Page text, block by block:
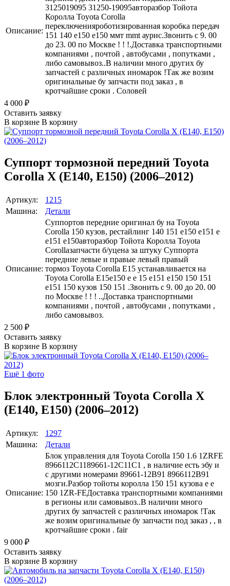
Описание:
3125019095 31250-19095авторазбор Тойота
Королла Toyota Corolla
переключенияроботизированная коробка передач
151 140 е150 e150 ммт mmt аурис.Звонить с 9. 00
до 23. 00 по Москве ! ! !.Доставка транспортными
компаниями , почтой , автобусами , попутками ,
либо самовывоз..В наличии много других бу
запчастей с различных иномарок !Так же возим
оригинальные бу запчасти под заказ , в
кротчайшие сроки . Соловей
4 000 ₽
Оставить заявку
В корзине В корзину
Суппорт тормозной передний Toyota
Corolla X (E140, E150) (2006–2012)
Артикул:
1215
Машина:
Детали
Описание:
Суппортов передние оригинал бу на Toyota
Corolla 150 кузов, рестайлинг 140 151 е150 е151 e
e151 e150авторазбор Тойота Королла Toyota
Corollaзапчасти б/уцена за штуку Суппорта
передние левые и правые левый правый
тормоз Toyota Corolla E15 устанавливается на
Toyota Corolla E15е150 е e 15 e151 е150 150 151
е151 150 кузов 150 151 .Звонить с 9. 00 до 20. 00
по Москве ! ! ! ..Доставка транспортными
компаниями , почтой , автобусами , попутками ,
либо самовывоз.
2 500 ₽
Оставить заявку
В корзине В корзину
Ещё 1 фото
Блок электронный Toyota Corolla X
(E140, E150) (2006–2012)
Артикул:
1297
Машина:
Детали
Описание:
Блок управления для Toyota Corolla 150 1.6 1ZRFE
8966112C1189661-12С11C1 , в наличие есть эбу и
с другими номерами 89661-12B91 8966112B91
мозги.Разбор тойоты королла 150 151 кузова е e
150 1ZR-FEДоставка транспортными компаниями
в регионы или самовывоз..В наличии много
других бу запчастей с различных иномарок !Так
же возим оригинальные бу запчасти под заказ , , в
кротчайшие сроки . fair
9 000 ₽
Оставить заявку
В корзине В корзину